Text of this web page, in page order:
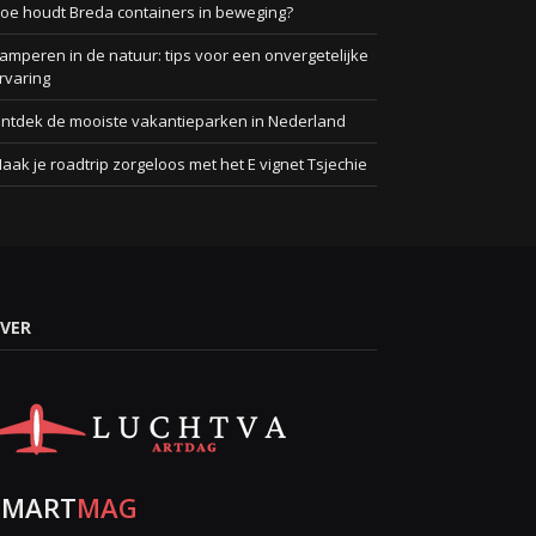
houdt Breda containers in beweging?
in de natuur: tips voor een onvergetelijke
de mooiste vakantieparken in Nederland
je roadtrip zorgeloos met het E vignet Tsjechie
MAG